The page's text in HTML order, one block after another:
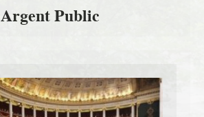
Argent Public